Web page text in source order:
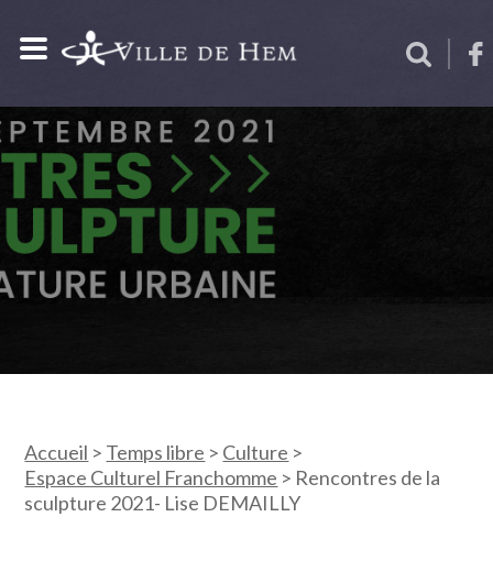
Accueil > Temps libre > Culture >
Espace Culturel Franchomme > Rencontres de la
sculpture 2021- Lise DEMAILLY